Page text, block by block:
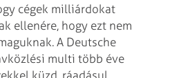
cégek milliárdokat
ellenére, hogy ezt nem
A Deutsche
multi több éve
küzd, ráadásul